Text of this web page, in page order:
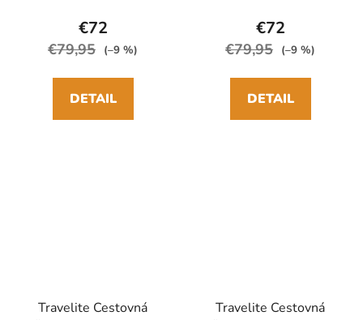
€72
€79,95 (–9 %)
DETAIL
€72
€79,95 (–9 %)
DETAIL
Travelite Cestovná
Travelite Cestovná